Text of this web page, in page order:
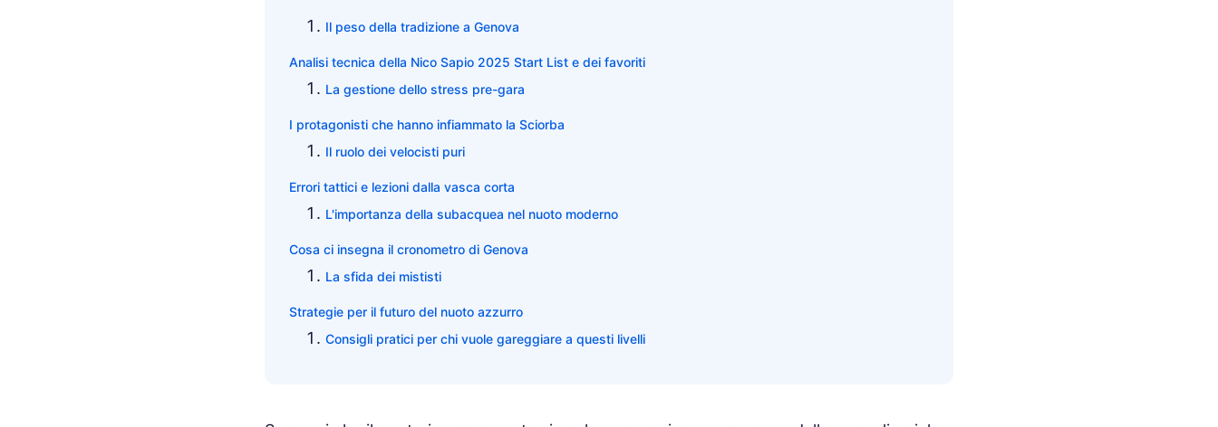
Il peso della tradizione a Genova
Analisi tecnica della Nico Sapio 2025 Start List e dei favoriti
La gestione dello stress pre-gara
I protagonisti che hanno infiammato la Sciorba
Il ruolo dei velocisti puri
Errori tattici e lezioni dalla vasca corta
L'importanza della subacquea nel nuoto moderno
Cosa ci insegna il cronometro di Genova
La sfida dei mististi
Strategie per il futuro del nuoto azzurro
Consigli pratici per chi vuole gareggiare a questi livelli